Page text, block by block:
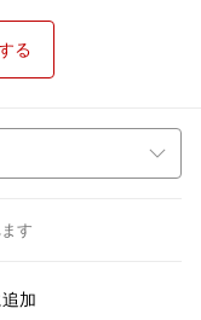
る
す
加